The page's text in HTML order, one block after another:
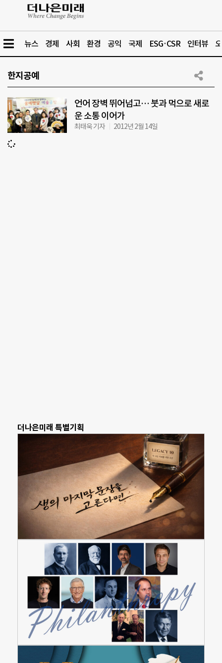
뉴스 경제 사회 환경 공익 국제 ESG·CSR 인터뷰
한지공예
언어 장벽 뛰어넘고… 붓과 먹으로 새로
운 소통 이어가
최태욱 기자 2012년 2월 14일
더나은미래 특별기획